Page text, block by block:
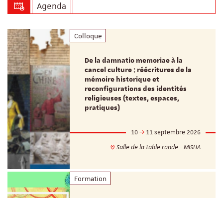
Agenda
Colloque
De la damnatio memoriae à la
cancel culture : réécritures de la
mémoire historique et
reconfigurations des identités
religieuses (textes, espaces,
pratiques)
10
11 septembre 2026
Salle de la table ronde - MISHA
Formation